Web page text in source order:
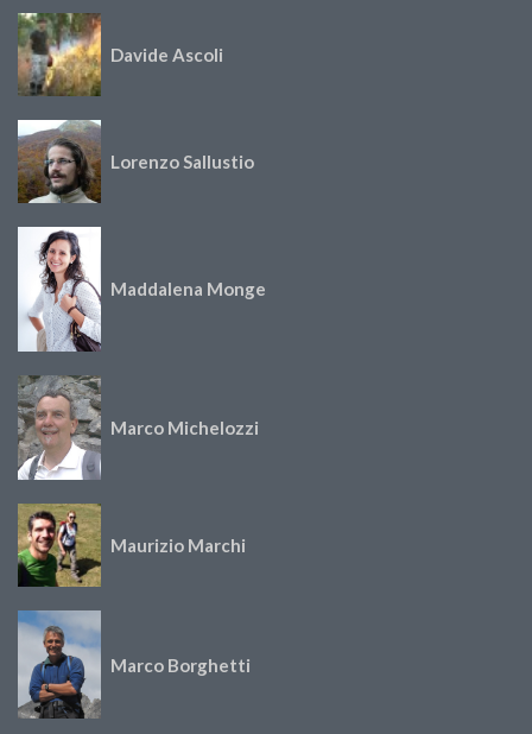
Davide Ascoli
Lorenzo Sallustio
Maddalena Monge
Marco Michelozzi
Maurizio Marchi
Marco Borghetti